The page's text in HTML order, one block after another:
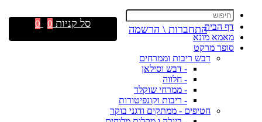
דף הבית
מאמא מונא
סופר מרקט
דבש ריבות וממרחים
- דבש וסילאן
- חלווה
- ממרחי שוקלד
- ריבות וקונפיטורות
חטיפים - ממתקים ודגני בוקר
התחברות \ הרשמה סל קניות 0
0